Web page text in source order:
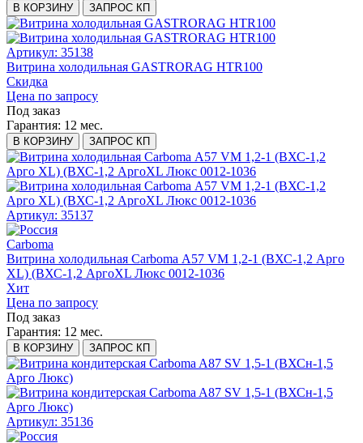
В КОРЗИНУ ЗАПРОС КП
Артикул: 35138
Витрина холодильная GASTRORAG HTR100
Скидка
Цена по запросу
Под заказ
Гарантия: 12 мес.
В КОРЗИНУ ЗАПРОС КП
Артикул: 35137
Carboma
Витрина холодильная Carboma А57 VM 1,2-1 (ВХС-1,2 Арго
XL) (ВХС-1,2 АргоXL Люкс 0012-1036
Хит
Цена по запросу
Под заказ
Гарантия: 12 мес.
В КОРЗИНУ ЗАПРОС КП
Артикул: 35136